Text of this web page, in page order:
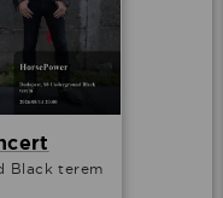
Black terem